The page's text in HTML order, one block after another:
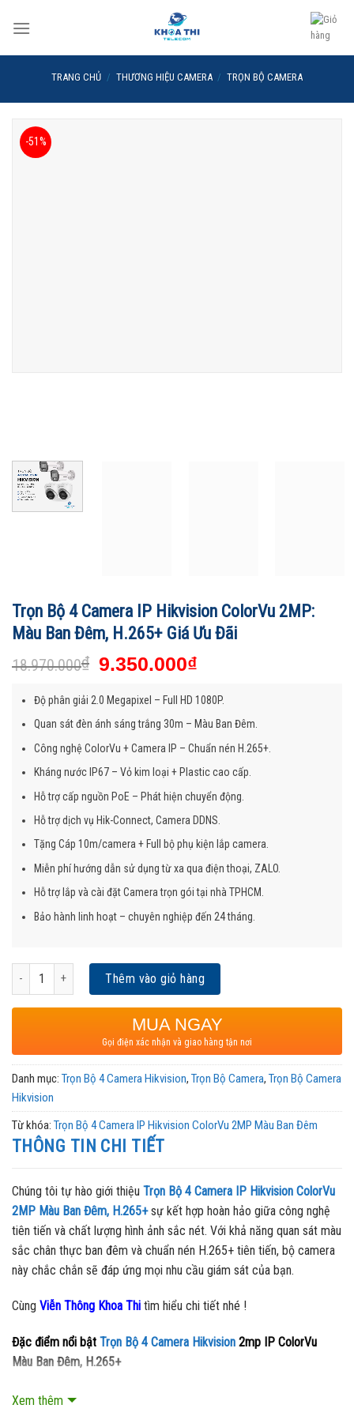
TRANG CHỦ / THƯƠNG HIỆU CAMERA / TRỌN BỘ CAMERA
-51%
Trọn Bộ 4 Camera IP Hikvision ColorVu 2MP:
Màu Ban Đêm, H.265+ Giá Ưu Đãi
18.970.000₫ 9.350.000₫
Độ phân giải 2.0 Megapixel – Full HD 1080P.
Quan sát đèn ánh sáng trắng 30m – Màu Ban Đêm.
Công nghệ ColorVu + Camera IP – Chuẩn nén H.265+.
Kháng nước IP67 – Vỏ kim loại + Plastic cao cấp.
Hỗ trợ cấp nguồn PoE – Phát hiện chuyển động.
Hỗ trợ dịch vụ Hik-Connect, Camera DDNS.
Tặng Cáp 10m/camera + Full bộ phụ kiện lắp camera.
Miễn phí hướng dẫn sử dụng từ xa qua điện thoại, ZALO.
Hỗ trợ lắp và cài đặt Camera trọn gói tại nhà TPHCM.
Bảo hành linh hoạt – chuyên nghiệp đến 24 tháng.
Trọn Bộ 4 Camera IP Hikvision ColorVu 2MP: Màu Ban Đêm, H.265+ Giá Ưu
Thêm vào giỏ hàng
MUA NGAY
Gọi điện xác nhận và giao hàng tận nơi
Danh mục: Trọn Bộ 4 Camera Hikvision, Trọn Bộ Camera, Trọn Bộ Camera
Hikvision
Từ khóa: Trọn Bộ 4 Camera IP Hikvision ColorVu 2MP Màu Ban Đêm
THÔNG TIN CHI TIẾT
Chúng tôi tự hào giới thiệu Trọn Bộ 4 Camera IP Hikvision ColorVu
2MP Màu Ban Đêm, H.265+sự kết hợp hoàn hảo giữa công nghệ
tiên tiến và chất lượng hình ảnh sắc nét. Với khả năng quan sát màu
sắc chân thực ban đêm và chuẩn nén H.265+ tiên tiến, bộ camera
này chắc chắn sẽ đáp ứng mọi nhu cầu giám sát của bạn.
Cùng Viễn Thông Khoa Thi tìm hiểu chi tiết nhé !
Đặc điểm nổi bật Trọn Bộ 4 Camera Hikvision 2mp IP ColorVu
Màu Ban Đêm, H.265+
Trọn Bộ 4 Camera IP Hikvision ColorVu 2MP Màu Ban Đêm,
Xem thêm